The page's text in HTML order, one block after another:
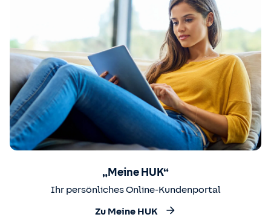
„Meine HUK“
Ihr persönliches Online-Kundenportal
Zu Meine HUK